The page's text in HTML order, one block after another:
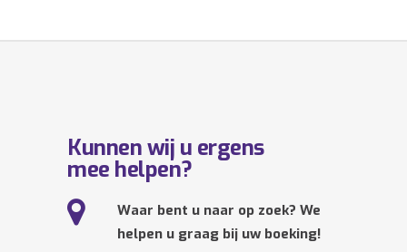
Kunnen wij u ergens
mee helpen?
Waar bent u naar op zoek? We
helpen u graag bij uw boeking!